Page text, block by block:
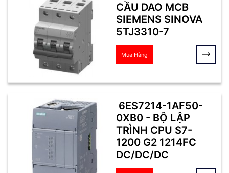
CẦU DAO MCB
SIEMENS SINOVA
5TJ3310-7
Mua Hàng
6ES7214-1AF50-
0XB0 - BỘ LẬP
TRÌNH CPU S7-
1200 G2 1214FC
DC/DC/DC